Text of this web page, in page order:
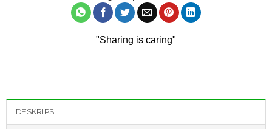
"Sharing is caring"
DESKRIPSI